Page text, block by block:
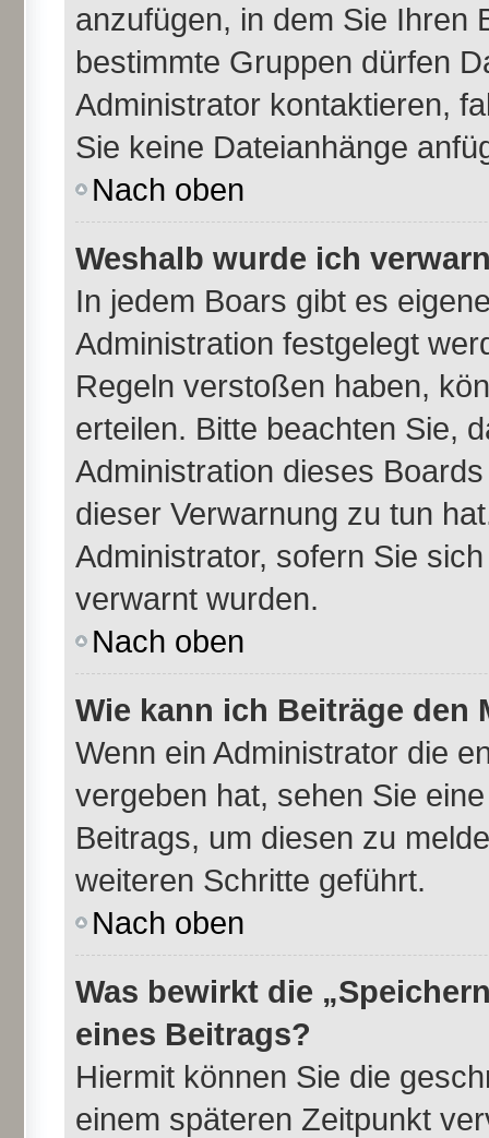
anzufügen, in dem Sie Ihren
bestimmte Gruppen dürfen
Administrator kontaktieren,
Sie keine Dateianhänge
Nach oben
Weshalb wurde ich
In jedem Boars gibt es
Administration festgelegt
Regeln verstoßen haben,
erteilen. Bitte beachten Sie,
Administration dieses
dieser Verwarnung zu tun
Administrator, sofern Sie
verwarnt wurden.
Nach oben
Wie kann ich Beiträge den
Wenn ein Administrator die
vergeben hat, sehen Sie
Beitrags, um diesen zu
weiteren Schritte geführt.
Nach oben
Was bewirkt die
eines Beitrags?
Hiermit können Sie die
einem späteren Zeitpunkt